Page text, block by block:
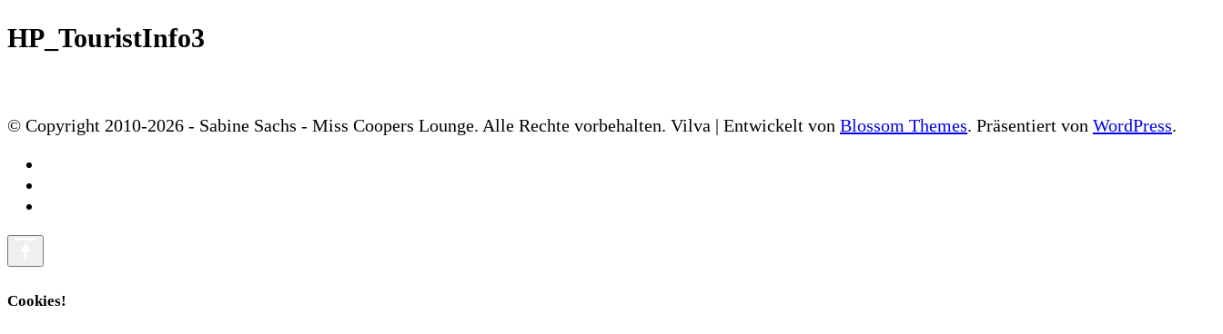
HP_TouristInfo3
© Copyright 2010-2026 - Sabine Sachs - Miss Coopers Lounge. Alle Rechte vorbehalten. Vilva | Entwickelt von Blossom Themes. Präsentiert von WordPress.
Cookies!